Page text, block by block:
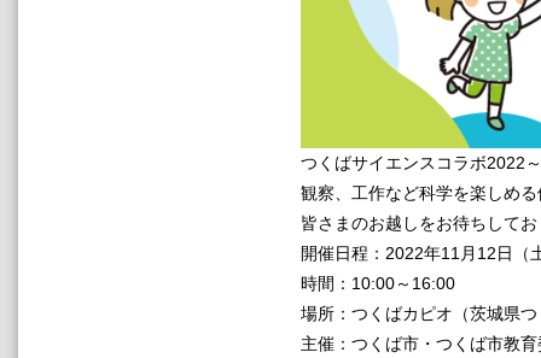
つくばサイエンスコラボ2022
観察、工作など科学を楽しめ
皆さまのお越しをお待ちして
開催日程：2022年11月12日（
時間：10:00～16:00
場所：つくばカピオ（茨城県
主催：つくば市・つくば市教